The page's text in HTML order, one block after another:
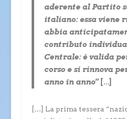
aderente al Partito
italiano: essa viene
abbia
contributo
Centrale: è valida
corso e si rinnova
anno in anno” […]
[…] La prima tessera